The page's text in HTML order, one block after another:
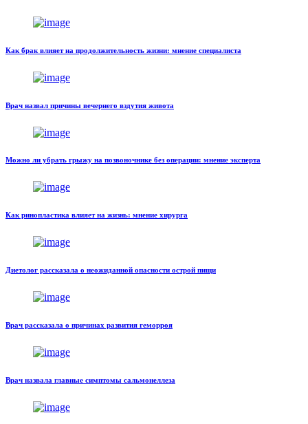
Как брак влияет на продолжительность жизни: мнение специалиста
Врач назвал причины вечернего вздутия живота
Можно ли убрать грыжу на позвоночнике без операции: мнение эксперта
Как ринопластика влияет на жизнь: мнение хирурга
Диетолог рассказала о неожиданной опасности острой пищи
Врач рассказала о причинах развития геморроя
Врач назвала главные симптомы сальмонеллеза